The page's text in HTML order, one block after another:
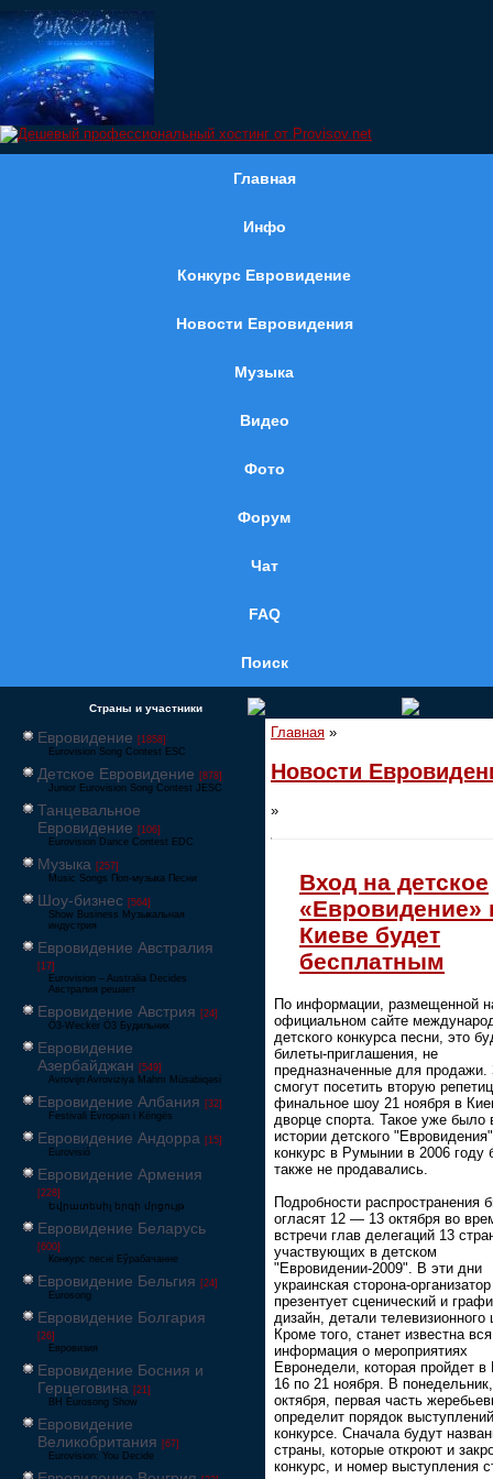
Главная
Инфо
Конкурс Евровидение
Новости Евровидения
Музыка
Видео
Фото
Форум
Чат
FAQ
Поиск
Страны и участники
Евровидение [1858]
Eurovision Song Contest ESC
Детское Евровидение [878]
Junior Eurovision Song Contest JESC
Танцевальное
Евровидение [106]
Eurovision Dance Contest EDC
Музыка [257]
Music Songs Поп-музыка Песни
Шоу-бизнес [564]
Show Business Музыкальная
индустрия
Евровидение Австралия
[17]
Eurovision – Australia Decides
Австралия решает
Евровидение Австрия [24]
Ö3-Wecker Ö3 Будильник
Евровидение
Азербайджан [549]
Avrovijn Avroviziya Mahnı Müsabiqəsi
Евровидение Албания [32]
Festivali Evropian i Këngës
Евровидение Андорра [15]
Eurovisió
Евровидение Армения
[228]
Եվրատեսիլ երգի մրցույթ
Евровидение Беларусь
[600]
Конкурс песні Еўрабачанне
Евровидение Бельгия [24]
Eurosong
Евровидение Болгария
[26]
Евровизия
Евровидение Босния и
Герцеговина [21]
BH Eurosong Show
Евровидение
Великобритания [67]
Eurovision: You Decide
Главная »
Новости
»
Вход на детское
«Евровидение»
Киеве будет
бесплатным
По информации, размещенной
официальном сайте
детского конкурса песни, это
билеты-приглашения, не
предназначенные для продажи.
смогут посетить вторую
финальное шоу 21 ноября в
дворце спорта. Такое уже было
истории детского
конкурс в Румынии в 2006 году
также не продавались.
Подробности распространения
огласят 12 — 13 октября во
встречи глав делегаций 13
участвующих в детском
"Евровидении-2009". В эти дни
украинская сторона-организатор
презентует сценический и
дизайн, детали телевизионного
Кроме того, станет известна вся
информация о мероприятиях
Евронедели, которая пройдет в
16 по 21 ноября. В
октября, первая часть
определит порядок
конкурсе. Сначала будут
страны, которые откроют и
конкурс, и номер выступления